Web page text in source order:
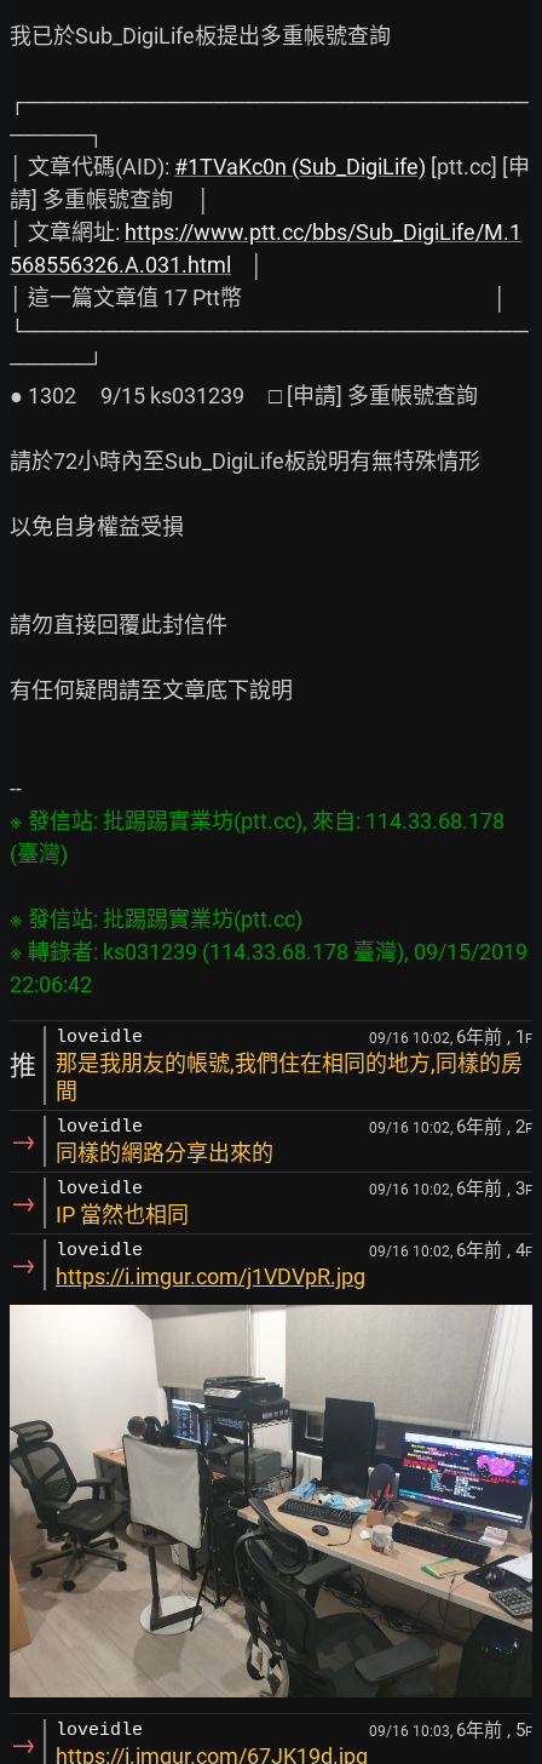
我已於Sub_DigiLife板提出多重帳號查詢
┌────────────────────────────────
─────┐
│ 文章代碼(AID): #1TVaKc0n (Sub_DigiLife) [ptt.cc] [申
請] 多重帳號查詢     │
│ 文章網址: https://www.ptt.cc/bbs/Sub_DigiLife/M.1
568556326.A.031.html
│ 這一篇文章值 17 Ptt幣                                                    │
└────────────────────────────────
─────┘
● 1302     9/15 ks031239     □ [申請] 多重帳號查詢
請於72小時內至Sub_DigiLife板說明有無特殊情形
以免自身權益受損
請勿直接回覆此封信件
有任何疑問請至文章底下說明
※ 發信站: 批踢踢實業坊(ptt.cc), 來自: 114.33.68.178
※ 發信站: 批踢踢實業坊(ptt.cc)
※ 轉錄者: ks031239 (114.33.68.178 臺灣), 09/15/2019
推
loveidle 09/16 10:02, 6年前 , 1 F
那是我朋友的帳號,我們住在相同的地方,同樣的房
間
→ loveidle 09/16 10:02, 6年前 , 2F
同樣的網路分享出來的
→ loveidle 09/16 10:02, 6年前 , 3F
IP 當然也相同
→ loveidle 09/16 10:02, 6年前 , 4F
https://i.imgur.com/j1VDVpR.jpg
→ loveidle 09/16 10:03, 6年前 , 5F
https://i.imgur.com/67JK19d.jpg